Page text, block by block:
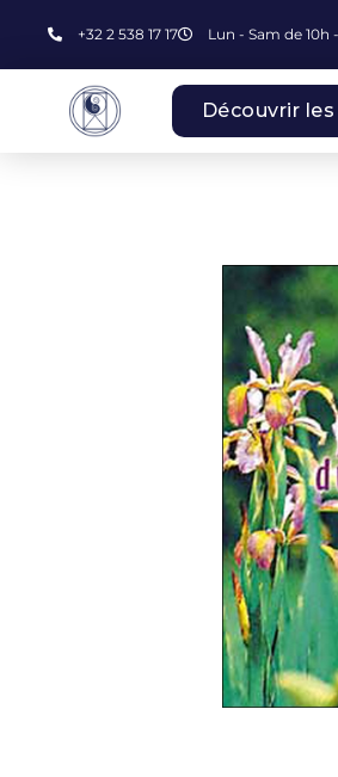
+32 2 538 17 17 Lun - Sam de 10h
Découvrir